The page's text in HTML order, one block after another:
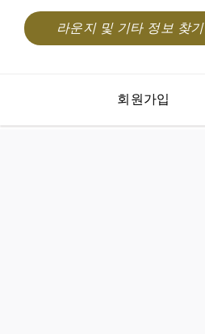
라운지 및 기타 정보 찾기
회원가입